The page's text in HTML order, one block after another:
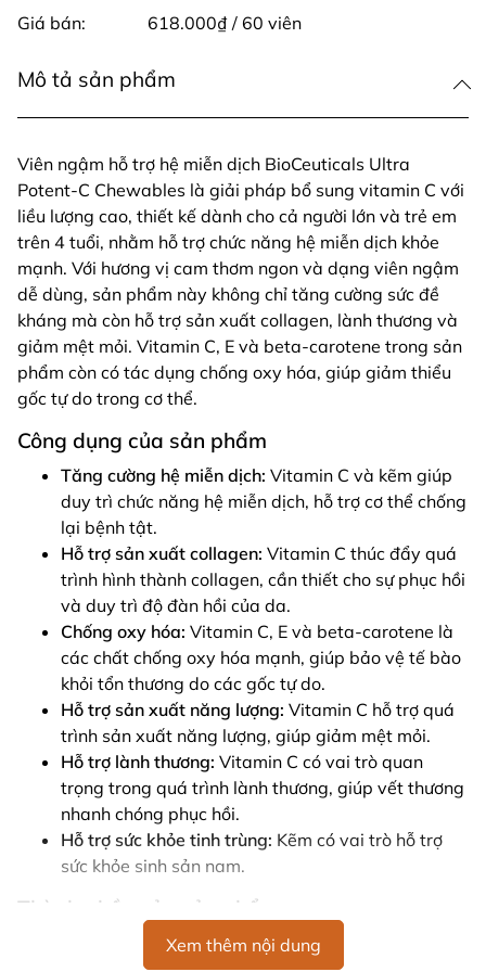
Giá bán: 618.000₫ / 60 viên
Mô tả sản phẩm
Viên ngậm hỗ trợ hệ miễn dịch BioCeuticals Ultra
Potent-C Chewables là giải pháp bổ sung vitamin C với
liều lượng cao, thiết kế dành cho cả người lớn và trẻ em
trên 4 tuổi, nhằm hỗ trợ chức năng hệ miễn dịch khỏe
mạnh. Với hương vị cam thơm ngon và dạng viên ngậm
dễ dùng, sản phẩm này không chỉ tăng cường sức đề
kháng mà còn hỗ trợ sản xuất collagen, lành thương và
giảm mệt mỏi. Vitamin C, E và beta-carotene trong sản
phẩm còn có tác dụng chống oxy hóa, giúp giảm thiểu
gốc tự do trong cơ thể.
Công dụng của sản phẩm
Tăng cường hệ miễn dịch: Vitamin C và kẽm giúp
duy trì chức năng hệ miễn dịch, hỗ trợ cơ thể chống
lại bệnh tật.
Hỗ trợ sản xuất collagen: Vitamin C thúc đẩy quá
trình hình thành collagen, cần thiết cho sự phục hồi
và duy trì độ đàn hồi của da.
Chống oxy hóa: Vitamin C, E và beta-carotene là
các chất chống oxy hóa mạnh, giúp bảo vệ tế bào
khỏi tổn thương do các gốc tự do.
Hỗ trợ sản xuất năng lượng: Vitamin C hỗ trợ quá
trình sản xuất năng lượng, giúp giảm mệt mỏi.
Hỗ trợ lành thương: Vitamin C có vai trò quan
trọng trong quá trình lành thương, giúp vết thương
nhanh chóng phục hồi.
Hỗ trợ sức khỏe tinh trùng: Kẽm có vai trò hỗ trợ
sức khỏe sinh sản nam.
Thành phần của sản phẩm
Mỗi viên ngậm chứa:Xem thêm nội dung